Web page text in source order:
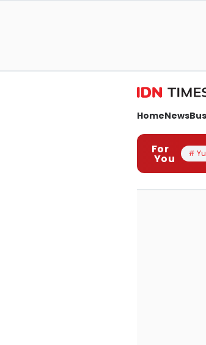
HomeNews
For
You #